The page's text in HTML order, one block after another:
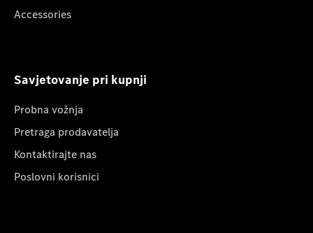
Accessories
Savjetovanje pri kupnji
Probna vožnja
Pretraga prodavatelja
Kontaktirajte nas
Poslovni korisnici